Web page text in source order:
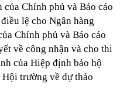
Chính phủ và Báo cáo
lệ cho Ngân hàng
Chính phủ và Báo cáo
về công nhận và cho thi
của Hiệp định bảo hộ
trường về dự thảo